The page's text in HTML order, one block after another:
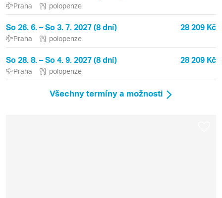
Praha polopenze
So 26. 6. – So 3. 7. 2027 (8 dní) 28 209 Kč
Praha polopenze
So 28. 8. – So 4. 9. 2027 (8 dní) 28 209 Kč
Praha polopenze
Všechny termíny a možnosti